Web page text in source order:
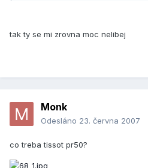
tak ty se mi zrovna moc nelibej
Monk
Odesláno 23. června 2007
co treba tissot pr50?